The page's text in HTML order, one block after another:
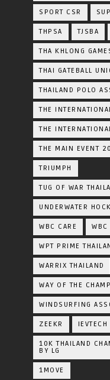
SPORT CSR
THPSA TJSBA
THA KHLONG
THAI GATEBALL
THAILAND POLO
THE
THE
THE MAIN EVENT
TRIUMPH
TUG OF WAR
UNDERWATER
WBC CARE WBC
WPT PRIME
WARRIX THAILAND
WAY OF THE
WINDSURFING
ZEEKR
10K THAILAND
BY LG
1MOVE